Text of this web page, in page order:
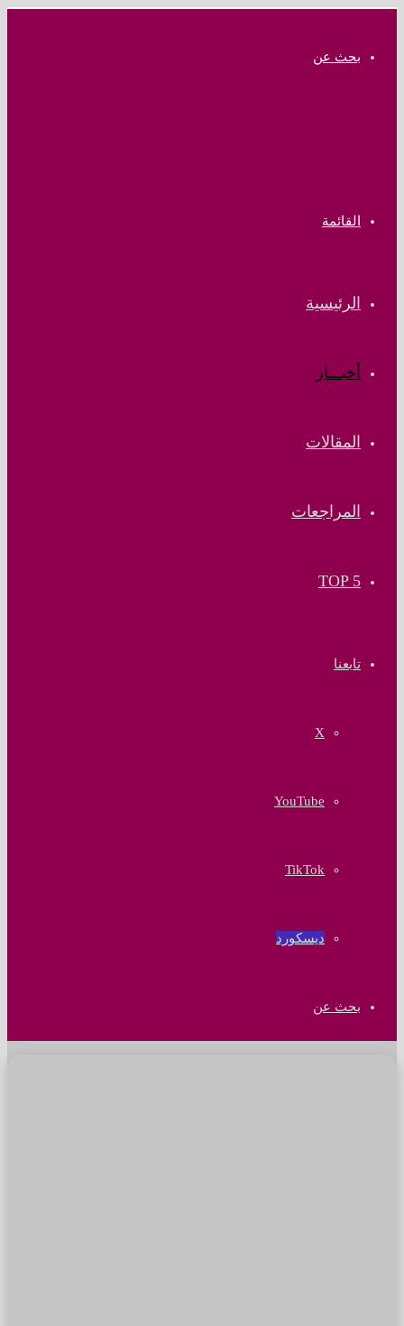
بحث عن
القائمة
الرئيسية
أخبـــار
المقالات
المراجعات
TOP 5
تابعنا
‫X
‫YouTube
‫TikTok
ديسكورد
بحث عن